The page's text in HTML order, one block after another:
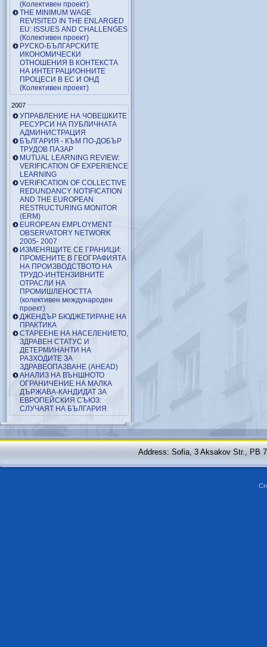
(Колективен проект)
THE MINIMUM WAGE
REVISITED IN THE ENLARGED
EU: ISSUES AND CHALLENGES
(Колективен проект)
РУСКО-БЪЛГАРСКИТЕ
ИКОНОМИЧЕСКИ
ОТНОШЕНИЯ В КОНТЕКСТА
НА ИНТЕГРАЦИОННИТЕ
ПРОЦЕСИ В ЕС И ОНД
(Колективен проект)
2007
УПРАВЛЕНИЕ НА ЧОВЕШКИТЕ
РЕСУРСИ НА ПУБЛИЧНАТА
АДМИНИСТРАЦИЯ
БЪЛГАРИЯ - КЪМ ПО-ДОБЪР
ТРУДОВ ПАЗАР
MUTUAL LEARNING REVIEW:
VERIFICATION OF EXPERIENCE
LEARNING
VERIFICATION OF COLLECTIVE
REDUNDANCY NOTIFICATION
AND THE EUROPEAN
RESTRUCTURING MONITOR
(ERM)
EUROPEAN EMPLOYMENT
OBSERVATORY NETWORK
2005- 2007
ИЗМЕНЯЩИТЕ СЕ ГРАНИЦИ:
ПРОМЕНИТЕ В ГЕОГРАФИЯТА
НА ПРОИЗВОДСТВОТО НА
ТРУДО-ИНТЕНЗИВНИТЕ
ОТРАСЛИ НА
ПРОМИШЛЕНОСТТА
(колективен международен
проект)
ДЖЕНДЪР БЮДЖЕТИРАНЕ НА
ПРАКТИКА
СТАРЕЕНЕ НА НАСЕЛЕНИЕТО,
ЗДРАВЕН СТАТУС И
ДЕТЕРМИНАНТИ НА
РАЗХОДИТЕ ЗА
ЗДРАВЕОПАЗВАНЕ (AHEAD)
АНАЛИЗ НА ВЪНШНОТО
ОГРАНИЧЕНИЕ НА МАЛКА
ДЪРЖАВА-КАНДИДАТ ЗА
ЕВРОПЕЙСКИЯ СЪЮЗ:
СЛУЧАЯТ НА БЪЛГАРИЯ
Address: Sofia, 3 Aksakov Str., PB